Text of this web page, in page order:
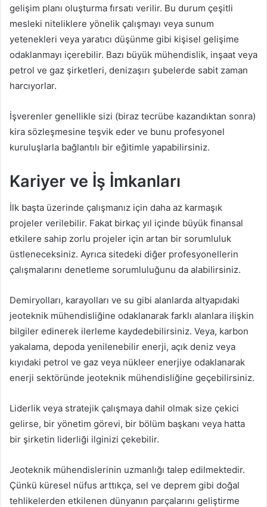
gelişim planı oluşturma fırsatı verilir. Bu durum çeşitli
mesleki niteliklere yönelik çalışmayı veya sunum
yetenekleri veya yaratıcı düşünme gibi kişisel gelişime
odaklanmayı içerebilir. Bazı büyük mühendislik, inşaat veya
petrol ve gaz şirketleri, denizaşırı şubelerde sabit zaman
harcıyorlar.
İşverenler genellikle sizi (biraz tecrübe kazandıktan sonra)
kira sözleşmesine teşvik eder ve bunu profesyonel
kuruluşlarla bağlantılı bir eğitimle yapabilirsiniz.
Kariyer ve İş İmkanları
İlk başta üzerinde çalışmanız için daha az karmaşık
projeler verilebilir. Fakat birkaç yıl içinde büyük finansal
etkilere sahip zorlu projeler için artan bir sorumluluk
üstleneceksiniz. Ayrıca sitedeki diğer profesyonellerin
çalışmalarını denetleme sorumluluğunu da alabilirsiniz.
Demiryolları, karayolları ve su gibi alanlarda altyapıdaki
jeoteknik mühendisliğine odaklanarak farklı alanlara ilişkin
bilgiler edinerek ilerleme kaydedebilirsiniz. Veya, karbon
yakalama, depoda yenilenebilir enerji, açık deniz veya
kıyıdaki petrol ve gaz veya nükleer enerjiye odaklanarak
enerji sektöründe jeoteknik mühendisliğine geçebilirsiniz.
Liderlik veya stratejik çalışmaya dahil olmak size çekici
gelirse, bir yönetim görevi, bir bölüm başkanı veya hatta
bir şirketin liderliği ilginizi çekebilir.
Jeoteknik mühendislerinin uzmanlığı talep edilmektedir.
Çünkü küresel nüfus arttıkça, sel ve deprem gibi doğal
tehlikelerden etkilenen dünyanın parçalarını geliştirme